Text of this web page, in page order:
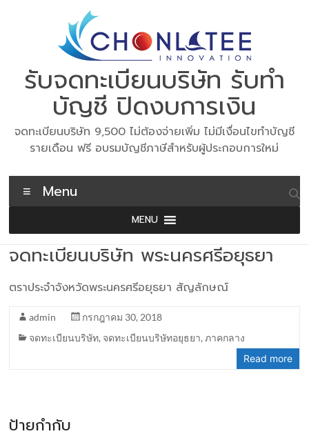
รับจดทะเบียนบริษัท รับทำ
บัญชี ปิดงบการเงิน
จดทะเบียนบริษัท 9,500 ไม่ต้องจ่ายเพิ่ม ไม่มีเงื่อนไขทำบัญชี
รายเดือน ฟรี อบรมบัญชีภาษีสำหรับผู้ประกอบการใหม่
Menu
MENU
จดทะเบียนบริษัท พระนครศรีอยุธยา
ตราประจำจังหวัดพระนครศรีอยุธยา สัญลักษณ์
admin
กรกฎาคม 30, 2018
จดทะเบียนบริษัท, จดทะเบียนบริษัทอยุธยา,ภาคกลาง
Read more
ป้ายกำกับ